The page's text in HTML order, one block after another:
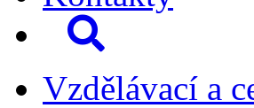
Vzdělávací a